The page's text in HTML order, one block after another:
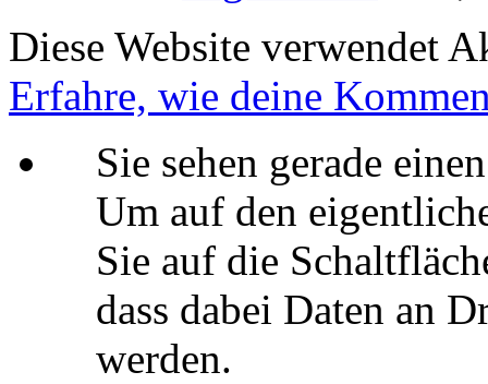
Diese Website verwendet
Erfahre, wie deine
Sie sehen gerade
Um auf den
Sie auf die
dass dabei Daten an
werden.